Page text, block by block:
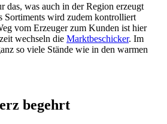
das, was auch in der Region erzeugt
Sortiments wird zudem kontrolliert
vom Erzeuger zum Kunden ist hier
wechseln die Marktbeschicker. Im
so viele Stände wie in den warmen
begehrt